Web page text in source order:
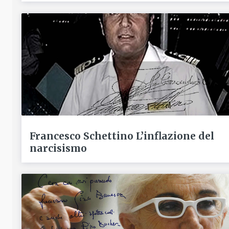
Francesco Schettino L’inflazione del
narcisismo